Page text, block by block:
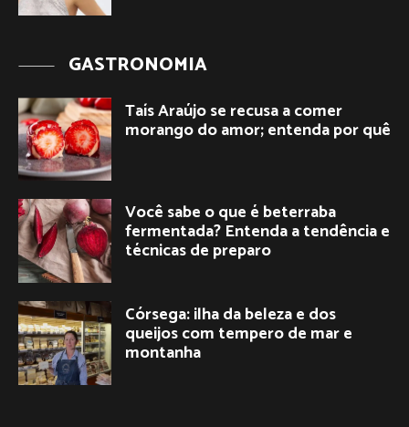
GASTRONOMIA
Taís Araújo se recusa a comer
morango do amor; entenda por quê
Você sabe o que é beterraba
fermentada? Entenda a tendência e
técnicas de preparo
Córsega: ilha da beleza e dos
queijos com tempero de mar e
montanha